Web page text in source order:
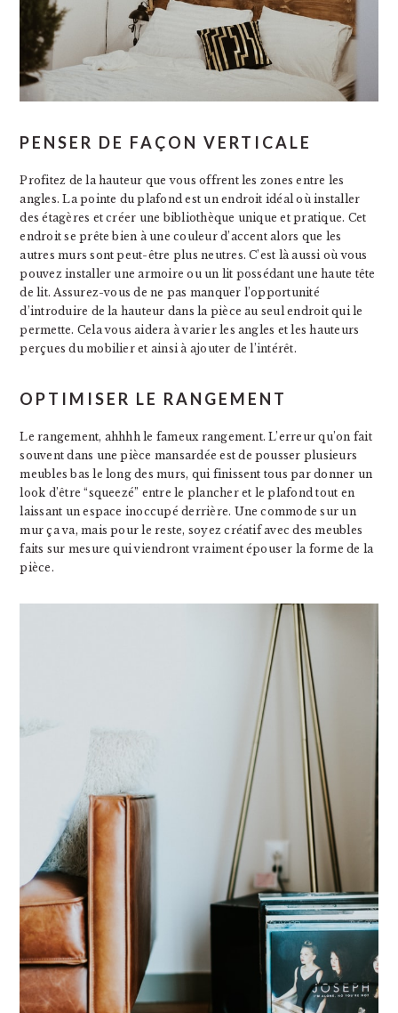
PENSER DE FAÇON VERTICALE
Profitez de la hauteur que vous offrent les zones entre les
angles. La pointe du plafond est un endroit idéal où installer
des étagères et créer une bibliothèque unique et pratique. Cet
endroit se prête bien à une couleur d’accent alors que les
autres murs sont peut-être plus neutres. C’est là aussi où vous
pouvez installer une armoire ou un lit possédant une haute tête
de lit. Assurez-vous de ne pas manquer l’opportunité
d’introduire de la hauteur dans la pièce au seul endroit qui le
permette. Cela vous aidera à varier les angles et les hauteurs
perçues du mobilier et ainsi à ajouter de l’intérêt.
OPTIMISER LE RANGEMENT
Le rangement, ahhhh le fameux rangement. L’erreur qu’on fait
souvent dans une pièce mansardée est de pousser plusieurs
meubles bas le long des murs, qui finissent tous par donner un
look d’être “squeezé” entre le plancher et le plafond tout en
laissant un espace inoccupé derrière. Une commode sur un
mur ça va, mais pour le reste, soyez créatif avec des meubles
faits sur mesure qui viendront vraiment épouser la forme de la
pièce.